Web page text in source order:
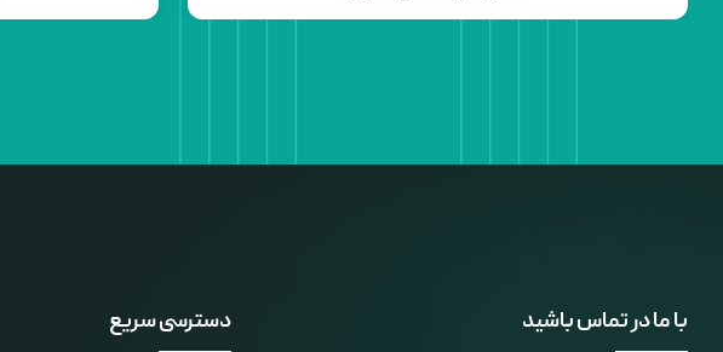
با ما در تماس باشید دسترسی سریع